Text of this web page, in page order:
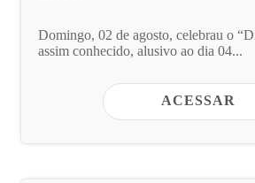
Domingo, 02 de agosto, celebrau o
assim conhecido, alusivo ao dia 04...
ACESSAR